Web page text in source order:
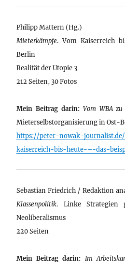
Philipp Mattern (Hg.)
Mieterkämpfe. Vom Kaiserreich
Berlin
Realität der Utopie 3
212 Seiten, 30 Fotos
Mein Beitrag darin: Vom WBA
Mieterselbstorganisierung in Ost-
https://peter-nowak-
kaiserreich-bis-heute-–-das-
Sebastian Friedrich / Redaktion
Klassenpolitik. Linke Strategien
Neoliberalismus
220 Seiten
Mein Beitrag darin: Im